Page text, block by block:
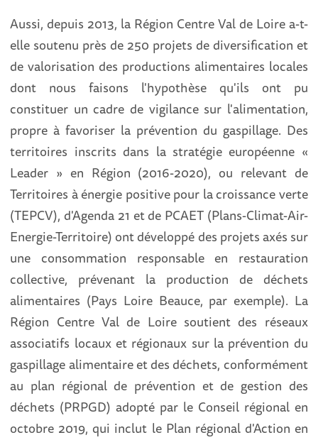
Aussi, depuis 2013, la Région Centre Val de Loire a-t-
elle soutenu près de 250 projets de diversification et
de valorisation des productions alimentaires locales
dont nous faisons l'hypothèse qu'ils ont pu
constituer un cadre de vigilance sur l'alimentation,
propre à favoriser la prévention du gaspillage. Des
territoires inscrits dans la stratégie européenne «
Leader » en Région (2016-2020), ou relevant de
Territoires à énergie positive pour la croissance verte
(TEPCV), d'Agenda 21 et de PCAET (Plans-Climat-Air-
Energie-Territoire) ont développé des projets axés sur
une consommation responsable en restauration
collective, prévenant la production de déchets
alimentaires (Pays Loire Beauce, par exemple). La
Région Centre Val de Loire soutient des réseaux
associatifs locaux et régionaux sur la prévention du
gaspillage alimentaire et des déchets, conformément
au plan régional de prévention et de gestion des
déchets (PRPGD) adopté par le Conseil régional en
octobre 2019, qui inclut le Plan régional d'Action en